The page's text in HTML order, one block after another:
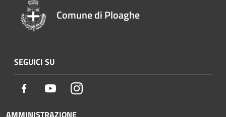
Comune di Ploaghe
SEGUICI SU
Facebook YoutubeInstagram
AMMINISTRAZIONE